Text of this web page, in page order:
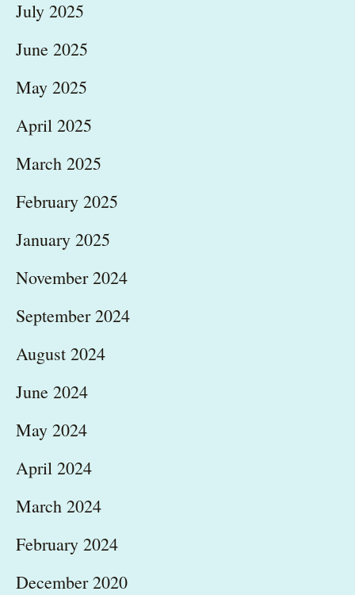
July 2025
June 2025
May 2025
April 2025
March 2025
February 2025
January 2025
November 2024
September 2024
August 2024
June 2024
May 2024
April 2024
March 2024
February 2024
December 2020